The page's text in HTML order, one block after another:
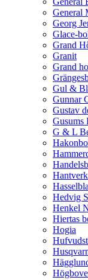
General
Georg
Glace-
Grand
Granit
Grand
Gul &
Gunnar
Gustav
Gusums
G & L
Hedvig
Henkel
Hiertas
Hogia